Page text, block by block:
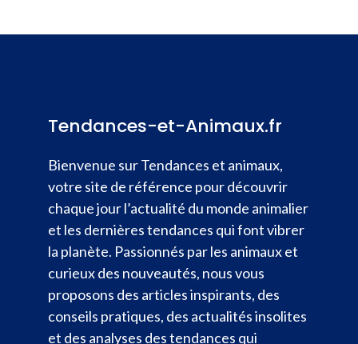
Tendances-et-Animaux.fr
Bienvenue sur Tendances et animaux,
votre site de référence pour découvrir
chaque jour l’actualité du monde animalier
et les dernières tendances qui font vibrer
la planète. Passionnés par les animaux et
curieux des nouveautés, nous vous
proposons des articles inspirants, des
conseils pratiques, des actualités insolites
et des analyses des tendances qui